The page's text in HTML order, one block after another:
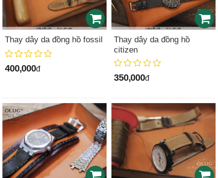
Thay dây da đồng hồ fossil
400,000đ
Thay dây da đồng hồ
citizen
350,000đ